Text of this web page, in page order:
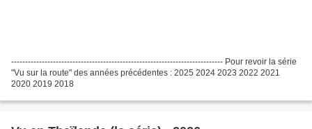
---------------------------------------------------------------------------- Pour revoir la série
"Vu sur la route" des années précédentes : 2025 2024 2023 2022 2021
2020 2019 2018